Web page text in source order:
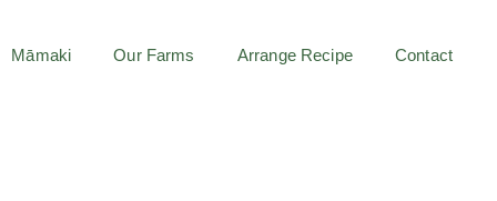
Māmaki Our Farms Arrange Recipe Contact